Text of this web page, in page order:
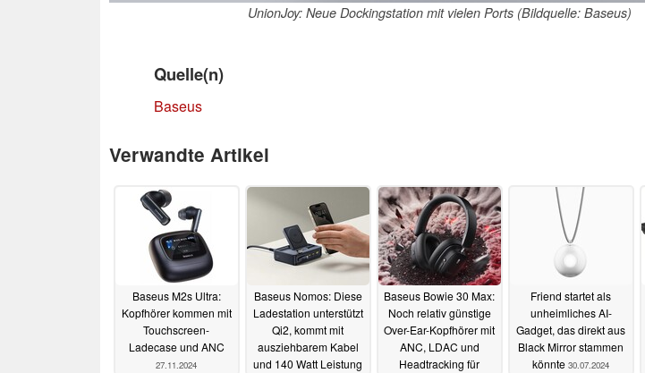
UnionJoy: Neue Dockingstation mit vielen Ports (Bildquelle: Baseus)
Quelle(n)
Baseus
Verwandte Artikel
Baseus M2s Ultra:
Kopfhörer kommen mit
Touchscreen-
Ladecase und ANC
27.11.2024
Baseus Nomos: Diese
Ladestation unterstützt
Qi2, kommt mit
ausziehbarem Kabel
und 140 Watt Leistung
Baseus Bowie 30 Max:
Noch relativ günstige
Over-Ear-Kopfhörer mit
ANC, LDAC und
Headtracking für
Friend startet als
unheimliches AI-
Gadget, das direkt aus
Black Mirror stammen
könnte 30.07.2024